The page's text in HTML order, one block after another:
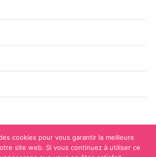
cookies pour vous garantir la meilleure
site web. Si vous continuez à utiliser ce